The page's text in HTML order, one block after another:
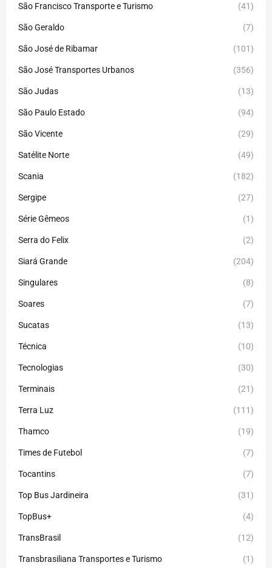
São Francisco Transporte e Turismo (41)
São Geraldo (7)
São José de Ribamar (101)
São José Transportes Urbanos (356)
São Judas (13)
São Paulo Estado (94)
São Vicente (29)
Satélite Norte (49)
Scania (182)
Sergipe (27)
Série Gêmeos (1)
Serra do Felix (2)
Siará Grande (204)
Singulares (8)
Soares (7)
Sucatas (13)
Técnica (10)
Tecnologias (30)
Terminais (21)
Terra Luz (111)
Thamco (19)
Times de Futebol (7)
Tocantins (7)
Top Bus Jardineira (31)
TopBus+ (4)
TransBrasil (12)
Transbrasiliana Transportes e Turismo (1)